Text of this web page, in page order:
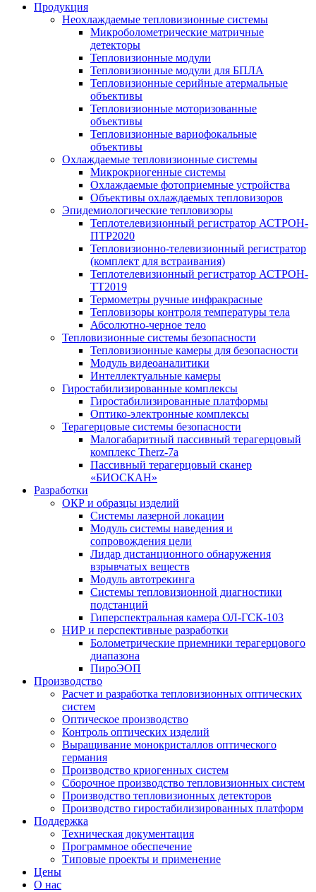
Продукция
Неохлаждаемые тепловизионные системы
Микроболометрические матричные
детекторы
Тепловизионные модули
Тепловизионные модули для БПЛА
Тепловизионные серийные атермальные
объективы
Тепловизионные моторизованные
объективы
Тепловизионные вариофокальные
объективы
Охлаждаемые тепловизионные системы
Микрокриогенные системы
Охлаждаемые фотоприемные устройства
Объективы охлаждаемых тепловизоров
Эпидемиологические тепловизоры
Теплотелевизионный регистратор АСТРОН-
ПТР2020
Тепловизионно-телевизионный регистратор
(комплект для встраивания)
Теплотелевизионный регистратор АСТРОН-
ТТ2019
Термометры ручные инфракрасные
Тепловизоры контроля температуры тела
Абсолютно-черное тело
Тепловизионные системы безопасности
Тепловизионные камеры для безопасности
Модуль видеоаналитики
Интеллектуальные камеры
Гиростабилизированные комплексы
Гиростабилизированные платформы
Оптико-электронные комплексы
Терагерцовые системы безопасности
Малогабаритный пассивный терагерцовый
комплекс Therz-7a
Пассивный терагерцовый сканер
«БИОСКАН»
Разработки
ОКР и образцы изделий
Системы лазерной локации
Модуль системы наведения и
сопровождения цели
Лидар дистанционного обнаружения
взрывчатых веществ
Модуль автотрекинга
Cистемы тепловизионной диагностики
подстанций
Гиперспектральная камера ОЛ-ГСК-103
НИР и перспективные разработки
Болометрические приемники терагерцового
диапазона
ПироЭОП
Производство
Расчет и разработка тепловизионных оптических
систем
Оптическое производство
Контроль оптических изделий
Выращивание монокристаллов оптического
германия
Производство криогенных систем
Сборочное производство тепловизионных систем
Производство тепловизионных детекторов
Производство гиростабилизированных платформ
Поддержка
Техническая документация
Программное обеспечение
Типовые проекты и применение
Цены
О нас